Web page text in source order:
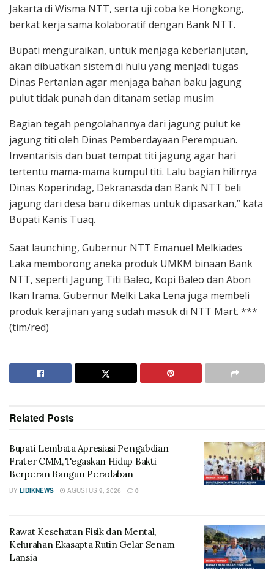
Jakarta di Wisma NTT, serta uji coba ke Hongkong,
berkat kerja sama kolaboratif dengan Bank NTT.
Bupati menguraikan, untuk menjaga keberlanjutan,
akan dibuatkan sistem.di hulu yang menjadi tugas
Dinas Pertanian agar menjaga bahan baku jagung
pulut tidak punah dan ditanam setiap musim
Bagian tegah pengolahannya dari jagung pulut ke
jagung titi oleh Dinas Pemberdayaan Perempuan.
Inventarisis dan buat tempat titi jagung agar hari
tertentu mama-mama kumpul titi. Lalu bagian hilirnya
Dinas Koperindag, Dekranasda dan Bank NTT beli
jagung dari desa baru dikemas untuk dipasarkan,” kata
Bupati Kanis Tuaq.
Saat launching, Gubernur NTT Emanuel Melkiades
Laka memborong aneka produk UMKM binaan Bank
NTT, seperti Jagung Titi Baleo, Kopi Baleo dan Abon
Ikan Irama. Gubernur Melki Laka Lena juga membeli
produk kerajinan yang sudah masuk di NTT Mart. ***
(tim/red)
Related Posts
Bupati Lembata Apresiasi Pengabdian
Frater CMM, Tegaskan Hidup Bakti
Berperan Bangun Peradaban
BY LIDIKNEWS AGUSTUS 9, 2026 0
Rawat Kesehatan Fisik dan Mental,
Kelurahan Ekasapta Rutin Gelar Senam
Lansia